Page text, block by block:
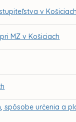
v Košiciach
MZ v Košiciach
spôsobe určenia a